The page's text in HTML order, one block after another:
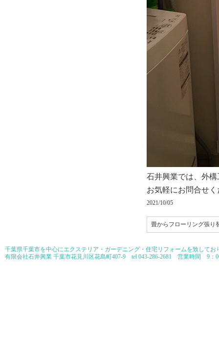
石井興業では、外
お気軽にお問合せ
2021/10/05
畳からフローリング張り
千葉県千葉市を中心にエクステリア・ガーデニング・住宅リフォームを致して
有限会社石井興業 千葉市花見川区花島町407-9 tel 043-286-2681 営業時間 9：